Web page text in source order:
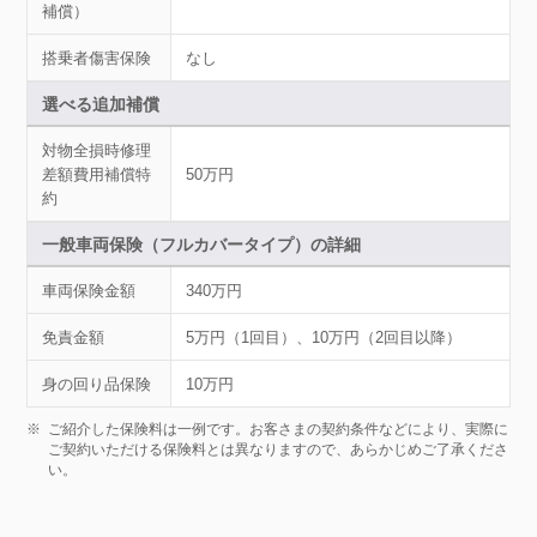
補償）
搭乗者傷害保険 なし
選べる追加補償
対物全損時修理
差額費用補償特
約
50万円
一般車両保険（フルカバータイプ）の詳細
車両保険金額 340万円
免責金額 5万円（1回目）、10万円（2回目以降）
身の回り品保険 10万円
※
ご紹介した保険料は一例です。お客さまの契約条件などにより、実際に
ご契約いただける保険料とは異なりますので、あらかじめご了承くださ
い。